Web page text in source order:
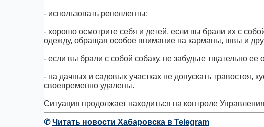
- использовать репелленты;
- хорошо осмотрите себя и детей, если вы брали их с
одежду, обращая особое внимание на карманы, швы и
- если вы брали с собой собаку, не забудьте тщательно
- на дачных и садовых участках не допускать травостоя,
своевременно удалены.
Ситуация продолжает находиться на контроле
✆Читать новости Хабаровска в Telegram